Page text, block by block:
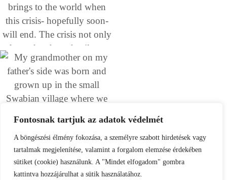
Fontosnak tartjuk az adatok védelmét
A böngészési élmény fokozása, a személyre szabott hirdetések vagy
tartalmak megjelenítése, valamint a forgalom elemzése érdekében
sütiket (cookie) használunk. A "Mindet elfogadom" gombra
kattintva hozzájárulhat a sütik használatához.